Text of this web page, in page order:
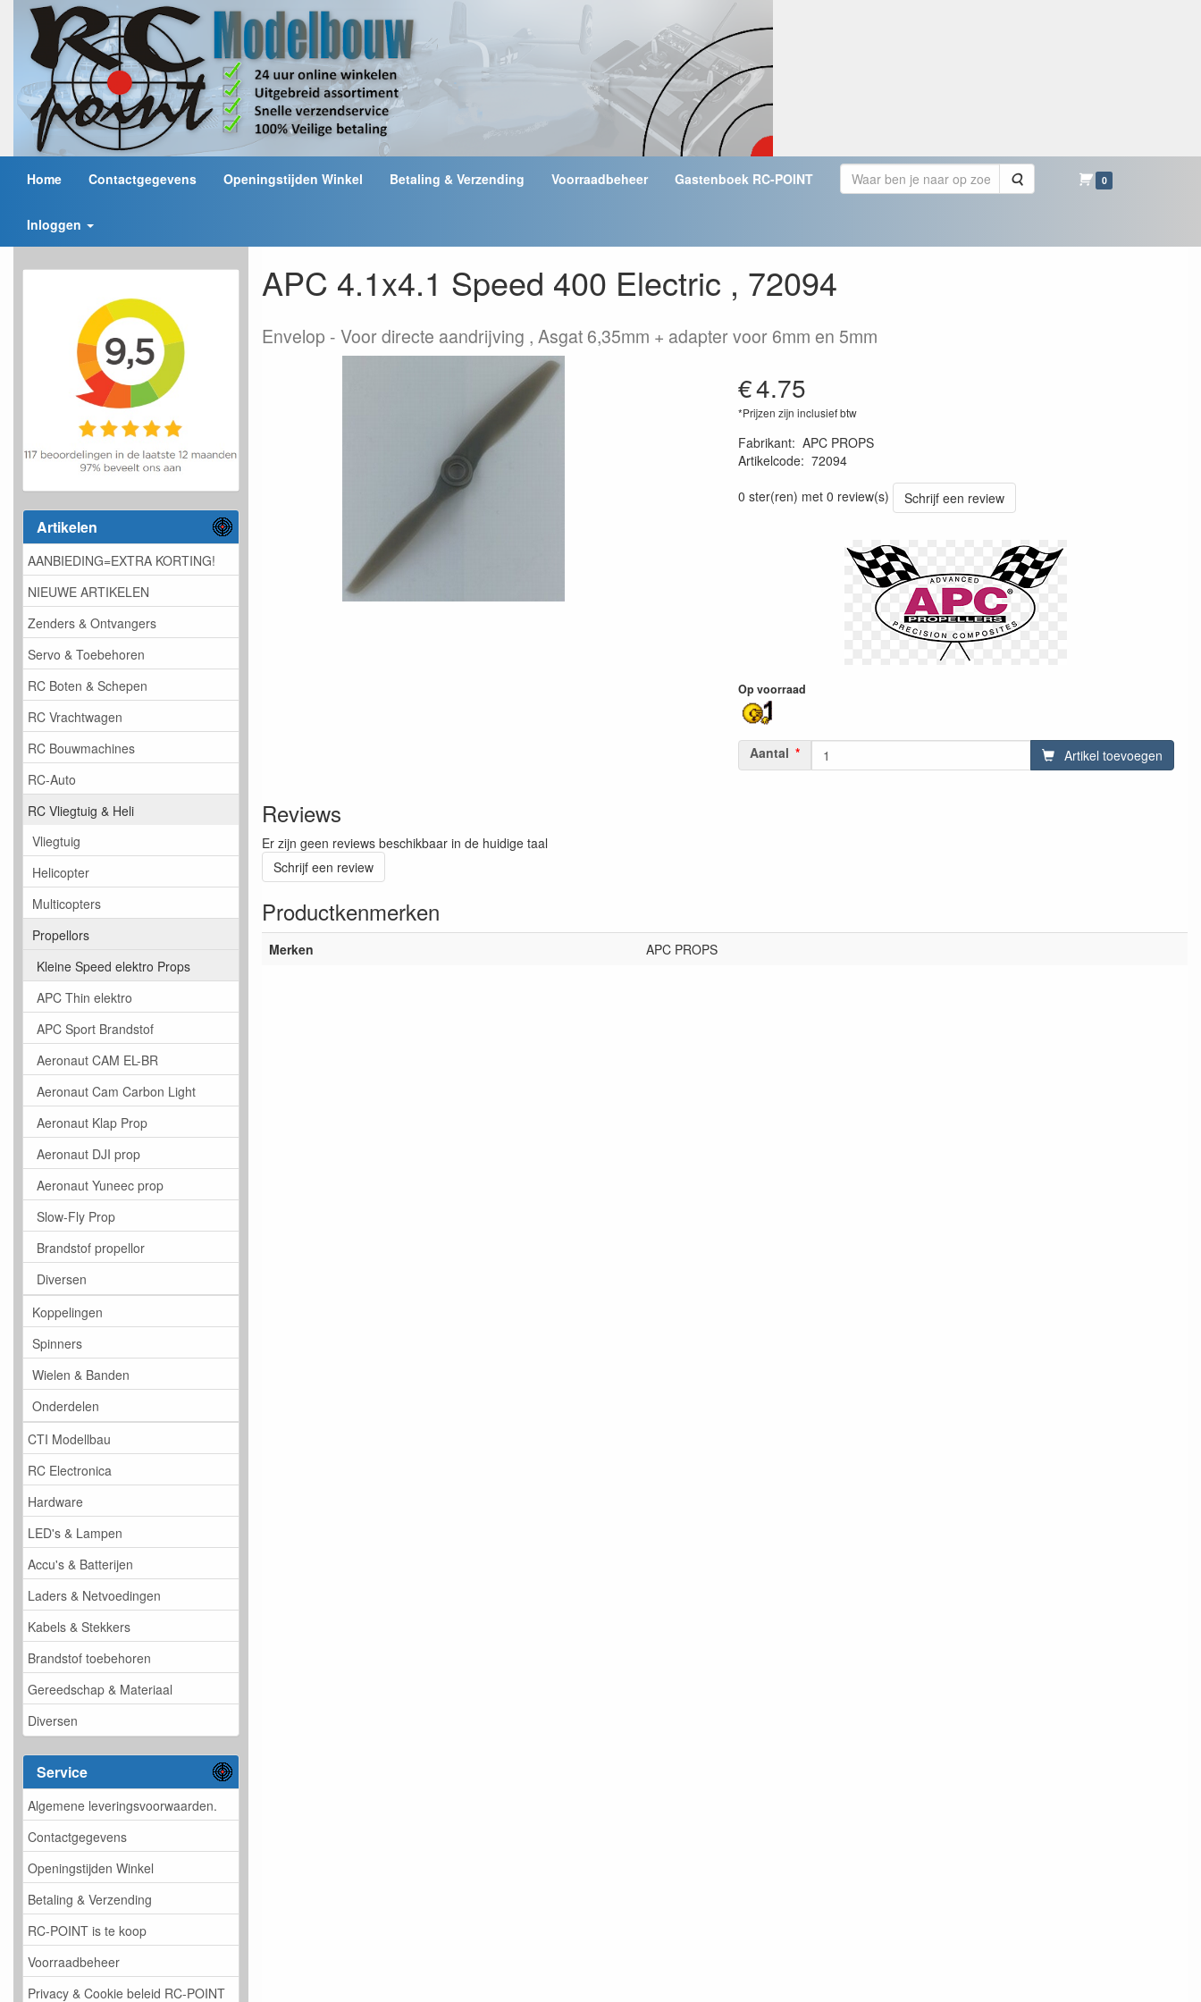
Home Contactgegevens Openingstijden Winkel Betaling & Verzending Voorraadbeheer Gastenboek RC-POINT Zoeken 0
Inloggen
Artikelen
AANBIEDING=EXTRA KORTING!
NIEUWE ARTIKELEN
Zenders & Ontvangers
Servo & Toebehoren
RC Boten & Schepen
RC Vrachtwagen
RC Bouwmachines
RC-Auto
RC Vliegtuig & Heli
Vliegtuig
Helicopter
Multicopters
Propellors
Kleine Speed elektro Props
APC Thin elektro
APC Sport Brandstof
Aeronaut CAM EL-BR
Aeronaut Cam Carbon Light
Aeronaut Klap Prop
Aeronaut DJI prop
Aeronaut Yuneec prop
Slow-Fly Prop
Brandstof propellor
Diversen
Koppelingen
Spinners
Wielen & Banden
Onderdelen
CTI Modellbau
RC Electronica
Hardware
LED's & Lampen
Accu's & Batterijen
Laders & Netvoedingen
Kabels & Stekkers
Brandstof toebehoren
Gereedschap & Materiaal
Diversen
Service
Algemene leveringsvoorwaarden.
Contactgegevens
Openingstijden Winkel
Betaling & Verzending
RC-POINT is te koop
Voorraadbeheer
Privacy & Cookie beleid RC-POINT
APC 4.1x4.1 Speed 400 Electric , 72094
Envelop Voor directe aandrijving , Asgat 6,35mm + adapter voor 6mm en 5mm
€4.75
*Prijzen zijn inclusief btw
Fabrikant: APC PROPS
Artikelcode: 72094
0 ster(ren) met 0 review(s)
Schrijf een review
Op voorraad
Aantal Artikel toevoegen
Reviews
Er zijn geen reviews beschikbaar in de huidige taal
Schrijf een review
Productkenmerken
Merken APC PROPS